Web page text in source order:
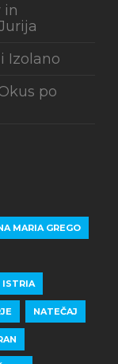
in
Izolano
po
MARIA GREGO
ISTRIA
NATEČAJ